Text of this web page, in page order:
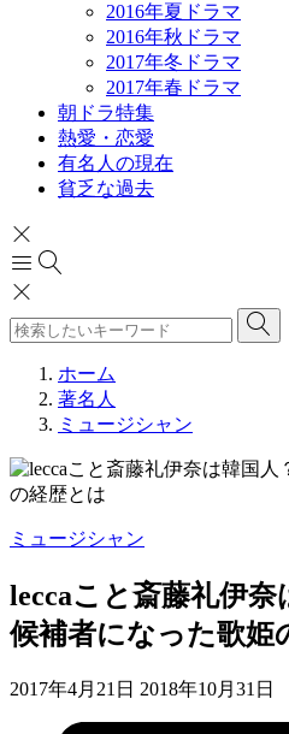
2016年夏ドラマ
2016年秋ドラマ
2017年冬ドラマ
2017年春ドラマ
朝ドラ特集
熱愛・恋愛
有名人の現在
貧乏な過去
ホーム
著名人
ミュージシャン
ミュージシャン
leccaこと斎藤礼伊奈
候補者になった歌姫
2017年4月21日 2018年10月31日